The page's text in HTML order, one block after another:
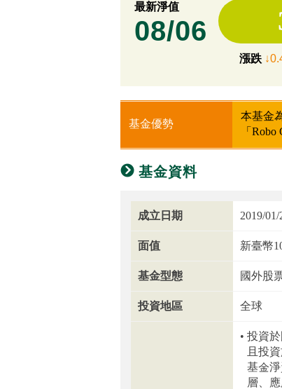
最新淨值
08/06
漲跌
基金優勢
本基金
「
基金資料
成立日期 2019/01/
面值 新臺幣
基金型態 國外股
投資地區 全球
投資
且投
基金
層、